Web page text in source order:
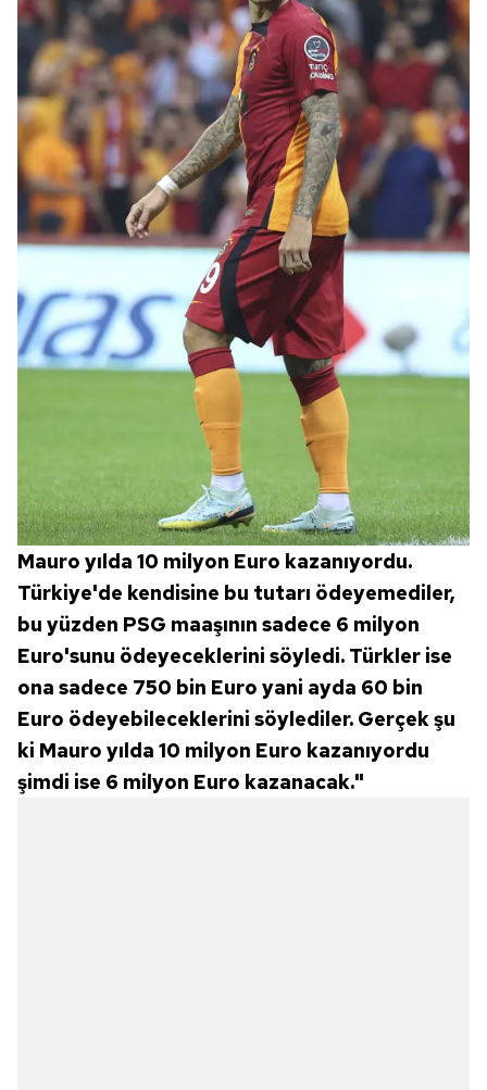
Mauro yılda 10 milyon Euro kazanıyordu.
Türkiye'de kendisine bu tutarı ödeyemediler,
bu yüzden PSG maaşının sadece 6 milyon
Euro'sunu ödeyeceklerini söyledi. Türkler ise
ona sadece 750 bin Euro yani ayda 60 bin
Euro ödeyebileceklerini söylediler. Gerçek şu
ki Mauro yılda 10 milyon Euro kazanıyordu
şimdi ise 6 milyon Euro kazanacak."